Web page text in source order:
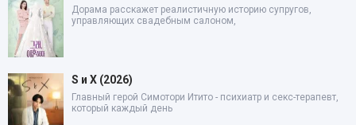
Дорама расскажет реалистичную историю супругов,
управляющих свадебным салоном,
S и X (2026)
Главный герой Симотори Итито - психиатр и секс-терапевт,
который каждый день